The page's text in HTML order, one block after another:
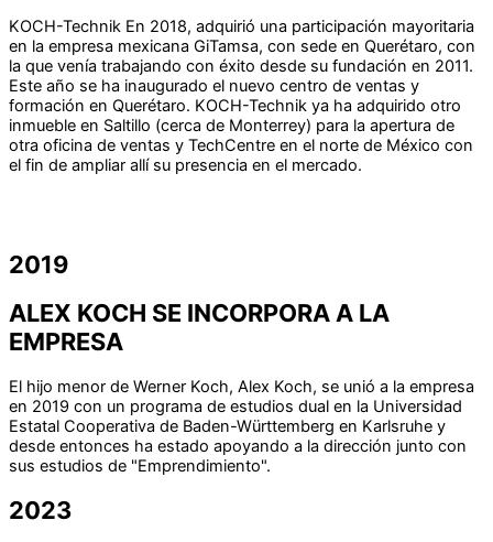
KOCH-Technik En 2018, adquirió una participación mayoritaria
en la empresa mexicana GiTamsa, con sede en Querétaro, con
la que venía trabajando con éxito desde su fundación en 2011.
Este año se ha inaugurado el nuevo centro de ventas y
formación en Querétaro. KOCH-Technik ya ha adquirido otro
inmueble en Saltillo (cerca de Monterrey) para la apertura de
otra oficina de ventas y TechCentre en el norte de México con
el fin de ampliar allí su presencia en el mercado.
2019
ALEX KOCH SE INCORPORA A LA
EMPRESA
El hijo menor de Werner Koch, Alex Koch, se unió a la empresa
en 2019 con un programa de estudios dual en la Universidad
Estatal Cooperativa de Baden-Württemberg en Karlsruhe y
desde entonces ha estado apoyando a la dirección junto con
sus estudios de "Emprendimiento".
2023